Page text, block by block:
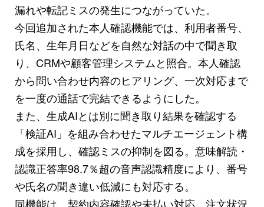
漏れや転記ミスの発生につながっていた。
今回追加された本人確認機能では、利用者番号、
氏名、生年月日などを自然な対話の中で聞き取
り、CRMや顧客管理システムと照合。本人確認
から問い合わせ内容のヒアリング、一次対応まで
を一度の通話で完結できるようにした。
また、生成AIとは別に聞き取り結果を確認する
「検証AI」を組み合わせたマルチエージェント構
成を採用し、確認ミスの抑制を図る。意味解読・
認識正答率98.7％超の音声認識精度により、番号
や氏名の聞き違い低減にも対応する。
同機能は、契約内容確認や未払い対応、注文状況